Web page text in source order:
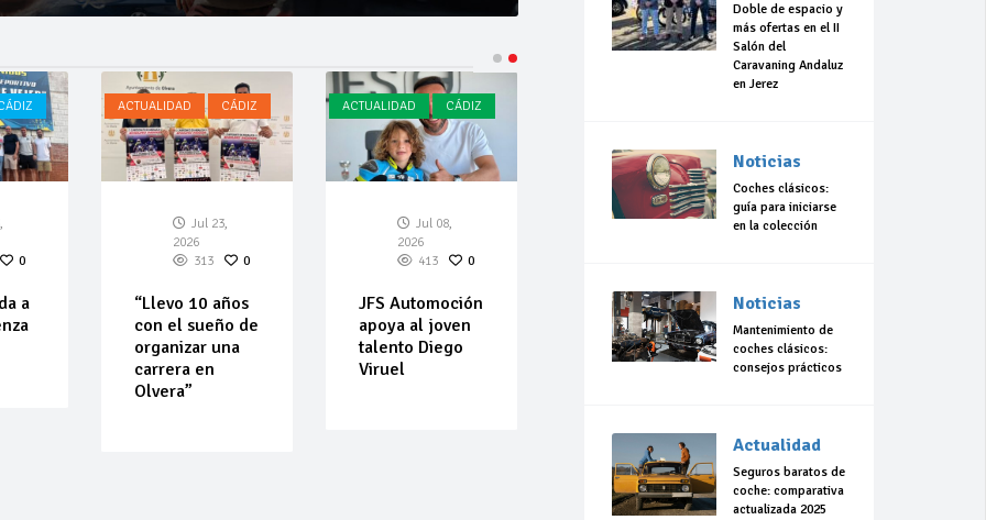
0
a
ACTUALIDAD CÁDIZ
Jul 23,
2026
313
0
“Llevo 10 años
con el sueño de
organizar una
carrera en
Olvera”
ACTUALIDAD CÁDIZ
Jul 08,
2026
413
0
JFS Automoción
apoya al joven
talento Diego
Viruel
Doble de espacio y
más ofertas en el II
Salón del
Caravaning Andaluz
en Jerez
Noticias
Coches clásicos:
guía para iniciarse
en la colección
Noticias
Mantenimiento de
coches clásicos:
consejos prácticos
Actualidad
Seguros baratos de
coche: comparativa
actualizada 2025